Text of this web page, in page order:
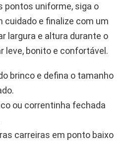
pontos uniforme, siga o
cuidado e finalize com um
largura e altura durante o
leve, bonito e confortável.
brinco e defina o tamanho
ou correntinha fechada
carreiras em ponto baixo